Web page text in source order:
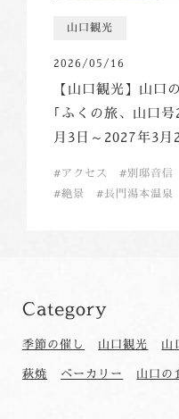
山口観光
2026/05/16
【山口観光】山口
｢ふくの旅、山口
月3日～2027年3月
アクセス 別邸音信
絶景
長門湯本温泉
Category
季節の催し 山口観光 山
萩焼
ベーカリー 山口の